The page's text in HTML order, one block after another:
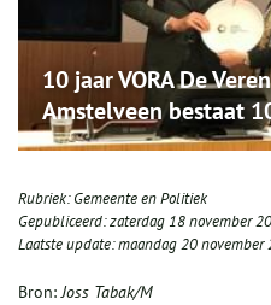
10 jaar VORA De
Amstelveen bestaat
Rubriek:Gemeente en Politiek
Gepubliceerd:zaterdag 18 november
Laatste update:maandag 20 november
Bron:Joss Tabak/M